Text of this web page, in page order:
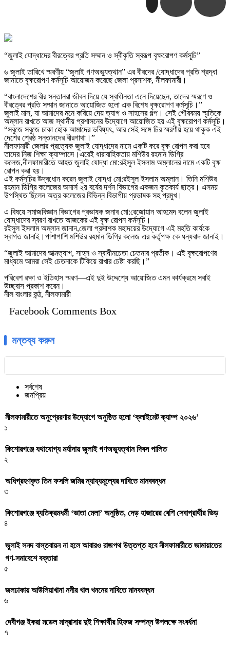
“জুলাই যোদ্ধাদের বীরত্বের প্রতি সম্মান ও স্বীকৃতি স্বরূপ বৃক্ষরোপণ কর্মসূচি”
৬ জুলাই তারিখে স্মরণীয় “জুলাই গণঅভ্যুত্থান” এর বীরদের /যোদ্ধাদের প্রতি শ্রদ্ধা
জানাতে বৃক্ষরোপণ কর্মসূচি আয়োজন করেছে জেলা প্রসাশক, নীলফামারী।
“বাংলাদেশের বীর সন্তানরা জীবন দিয়ে যে স্বাধীনতা এনে দিয়েছেন, তাদের স্মরণে ও
বীরত্বের প্রতি সম্মান জানাতে আয়োজিত হলো এক বিশেষ বৃক্ষরোপণ কর্মসূচি।”
জুলাই মাস, যা আমাদের মনে করিয়ে দেয় ত্যাগ ও সাহসের গল্প। সেই গৌরবময় স্মৃতিকে
অম্লান রাখতে আজ স্থানীয় প্রশাসনের উদ্যোগে আয়োজিত হয় এই বৃক্ষরোপণ কর্মসূচি।
“সবুজে সবুজে ঢাকা হোক আমাদের ভবিষ্যৎ, আর সেই সঙ্গে চির স্মরণীয় হয়ে থাকুক এই
দেশের শ্রেষ্ঠ সন্তানদের বীরগাথা।”
নীলফামারী জেলার প্রত্যেক জুলাই যোদ্ধাদের নামে একটি করে বৃক্ষ রোপন করা হবে
তাদের নিজ শিক্ষা ক্যাম্পাসে।এরেই ধারাবাহিকতায় মশিউর রহমান ডিগ্রি
কলেজ,নীলফামারীতে আহত জুলাই যোদ্ধা মো:রইসুল ইসলাম অম্লানের নামে একটি বৃক্ষ
রোপন করা হয়।
এই কর্মসূচির উদ্বধোন করেন জুলাই যোদ্ধা মো:রইসুল ইসলাম অম্লান। তিনি মশিউর
রহমান ডিগ্রি কলেজের অনার্স ২য় বর্ষের দর্শন বিভাগের একজন কৃতকার্য ছাত্র। এসময়
উপস্থিত ছিলেন অত্র কলেজের বিভিন্ন বিভাগীয় প্রভাষক সহ প্রমুখ।
এ বিষয়ে সমাজবিজ্ঞান বিভাগের প্রভাষক জনাব মো:রেজোয়ান আহমেদ বলেন জুলাই
যোদ্ধাদের স্বরণ রাখতে আজকের এই বৃক্ষ রোপন কর্মসূচি।
রইসুল ইসলাম অম্লান জানান,জেলা প্রসাশক মহাদয়ের উদ্যোগে এই মহতি কার্যকে
স্বাগত জানাই।পাশাপাশি মশিউর রহমান ডিগ্রি কলেজ এর কর্তৃপক্ষ কে ধন্যবাদ জানাই।
“জুলাই আমাদের আত্মত্যাগ, সাহস ও স্বাধীনচেতা চেতনার প্রতীক। এই বৃক্ষরোপণের
মাধ্যমে আমরা সেই চেতনাকে টিকিয়ে রাখার চেষ্টা করছি।”
পরিবেশ রক্ষা ও ইতিহাস স্মরণ—এই দুই উদ্দেশ্যে আয়োজিত এমন কার্যক্রমে সবাই
উচ্ছ্বাস প্রকাশ করেন।
নীল বাংলার কন্ঠ, নীলফামারী
Facebook Comments Box
মন্তব্য করুন
সর্বশেষ
জনপ্রিয়
নীলফামারীতে অনুপ্রেরণার উদ্যোগে অনুষ্ঠিত হলো ‘ক্লাইমেট ক্যাম্প ২০২৬’
১
কিশোরগঞ্জে যথাযোগ্য মর্যাদায় জুলাই গণঅভ্যুত্থান দিবস পালিত
২
অধিগ্রহণকৃত তিন ফসলি জমির ন্যায্যমূল্যের দাবিতে মানববন্ধন
৩
কিশোরগঞ্জে ব্যতিক্রমধর্মী ‘ভাতা মেলা’ অনুষ্ঠিত, দেড় হাজারের বেশি সেবাপ্রার্থীর ভিড়
৪
জুলাই সনদ বাস্তবায়ন না হলে আবারও রাজপথ উত্তপ্ত হবে নীলফামারীতে জামায়াতের
গণ-সমাবেশে বক্তারা
৫
জলঢাকায় আউলিয়াখানা নদীর খাল খননের দাবিতে মানববন্ধন
৬
দেবীগঞ্জ ইকরা মডেল মাদ্রাসার দুই শিক্ষার্থীর হিফজ সম্পন্ন উপলক্ষে সংবর্ধনা
৭